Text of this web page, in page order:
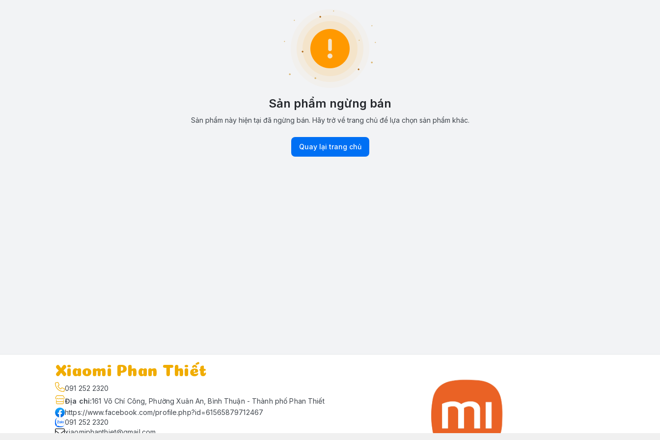
Sản phẩm ngừng bán
Sản phẩm này hiện tại đã ngừng bán. Hãy trở về trang chủ để lựa chọn sản phẩm khác.
Quay lại trang chủ
Xiaomi Phan Thiết
091 252 2320
Địa chỉ:161 Võ Chí Công, Phường Xuân An, Bình Thuận - Thành phố Phan Thiết
https://www.facebook.com/profile.php?id=61565879712467
091 252 2320
xiaomiphanthiet@gmail.com